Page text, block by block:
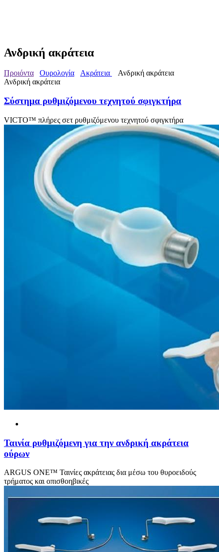
Ανδρική ακράτεια
Προιόντα Ουρολογία Ακράτεια
Ανδρική ακράτεια
Ανδρική ακράτεια
Σύστημα ρυθμιζόμενου τεχνητού σφιγκτήρα
VICTO™ πλήρες σετ ρυθμιζόμενου τεχνητού σφιγκτήρα
Ταινία ρυθμιζόμενη για την ανδρική ακράτεια
ούρων
ARGUS ONE™ Ταινίες ακράτειας δια μέσω του θυροειδούς
τρήματος και οπισθοηβικές